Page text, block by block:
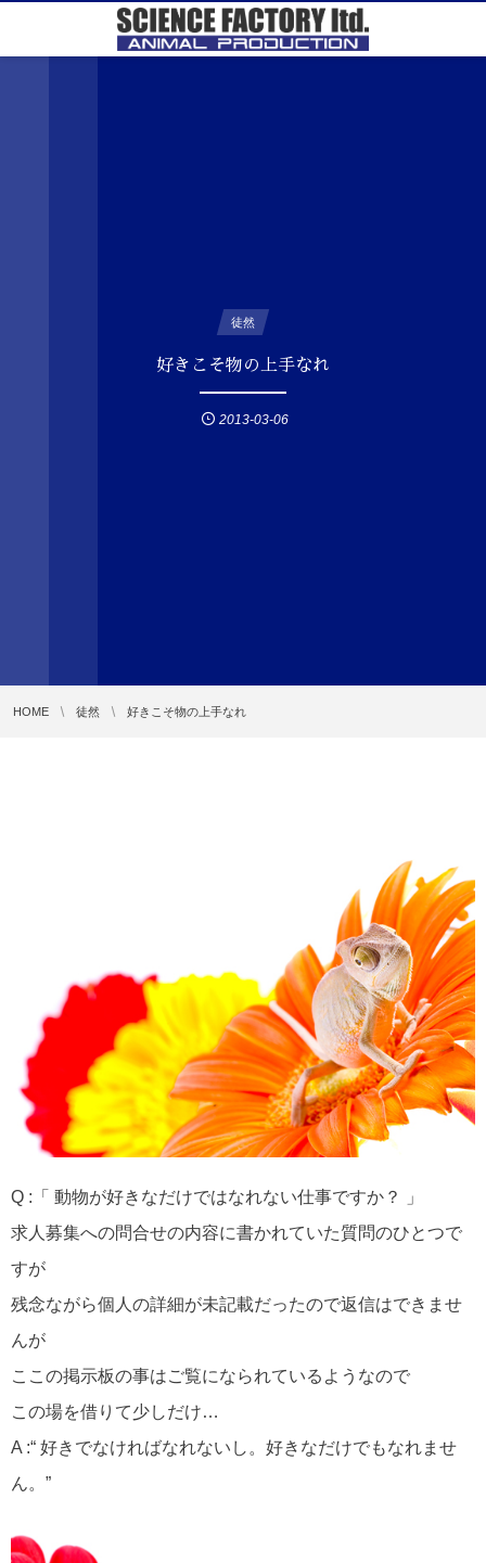
徒然
好きこそ物の上手なれ
2013-03-06
HOME 徒然 好きこそ物の上手なれ
Q :「 動物が好きなだけではなれない仕事ですか？ 」
求人募集への問合せの内容に書かれていた質問のひとつで
すが
残念ながら個人の詳細が未記載だったので返信はできませ
んが
ここの掲示板の事はご覧になられているようなので
この場を借りて少しだけ…
A :“ 好きでなければなれないし。好きなだけでもなれませ
ん。”